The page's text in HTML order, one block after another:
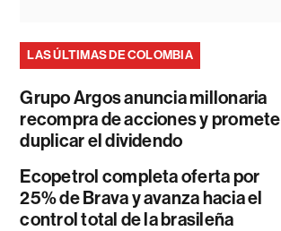
LAS ÚLTIMAS DE COLOMBIA
Grupo Argos anuncia millonaria
recompra de acciones y promete
duplicar el dividendo
Ecopetrol completa oferta por
25% de Brava y avanza hacia el
control total de la brasileña